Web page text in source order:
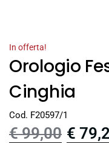
In offerta!
Orologio
Cinghia
Cod. F20597/1
€99,00 €